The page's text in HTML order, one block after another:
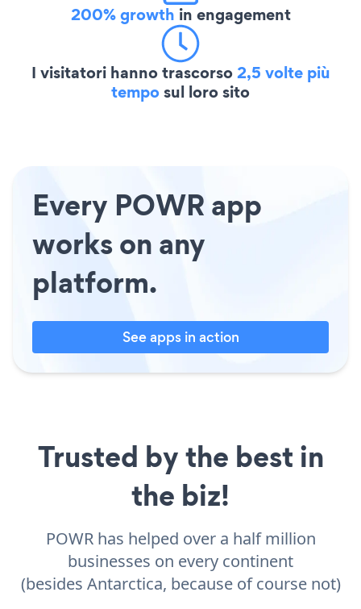
200% growth in engagement
I visitatori hanno trascorso2,5 volte più
temposul loro sito
Every POWR app
works on any
platform.
See apps in action
Trusted by the best in
the biz!
POWR has helped over a half million
businesses on every continent
(besides Antarctica, because of course not)